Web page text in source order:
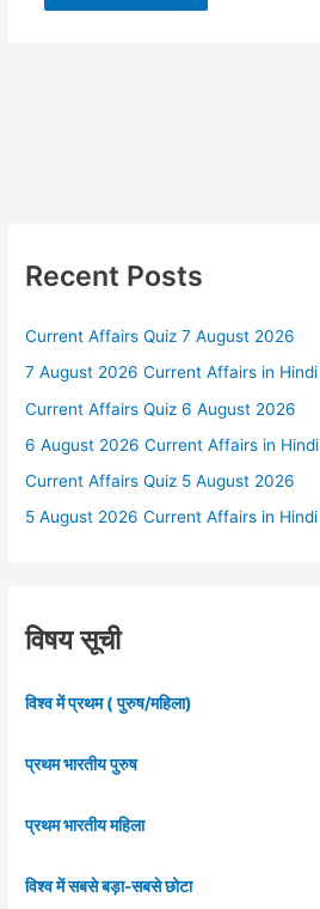
Recent Posts
Current Affairs Quiz 7 August 2026
7 August 2026 Current Affairs in Hindi
Current Affairs Quiz 6 August 2026
6 August 2026 Current Affairs in Hindi
Current Affairs Quiz 5 August 2026
5 August 2026 Current Affairs in Hindi
विषय सूची
विश्व में प्रथम ( पुरुष/महिला)
प्रथम भारतीय पुरुष
प्रथम भारतीय महिला
विश्व में सबसे बड़ा-सबसे छोटा